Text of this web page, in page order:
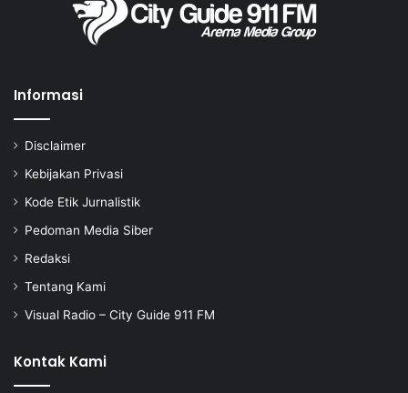
Informasi
Disclaimer
Kebijakan Privasi
Kode Etik Jurnalistik
Pedoman Media Siber
Redaksi
Tentang Kami
Visual Radio – City Guide 911 FM
Kontak Kami